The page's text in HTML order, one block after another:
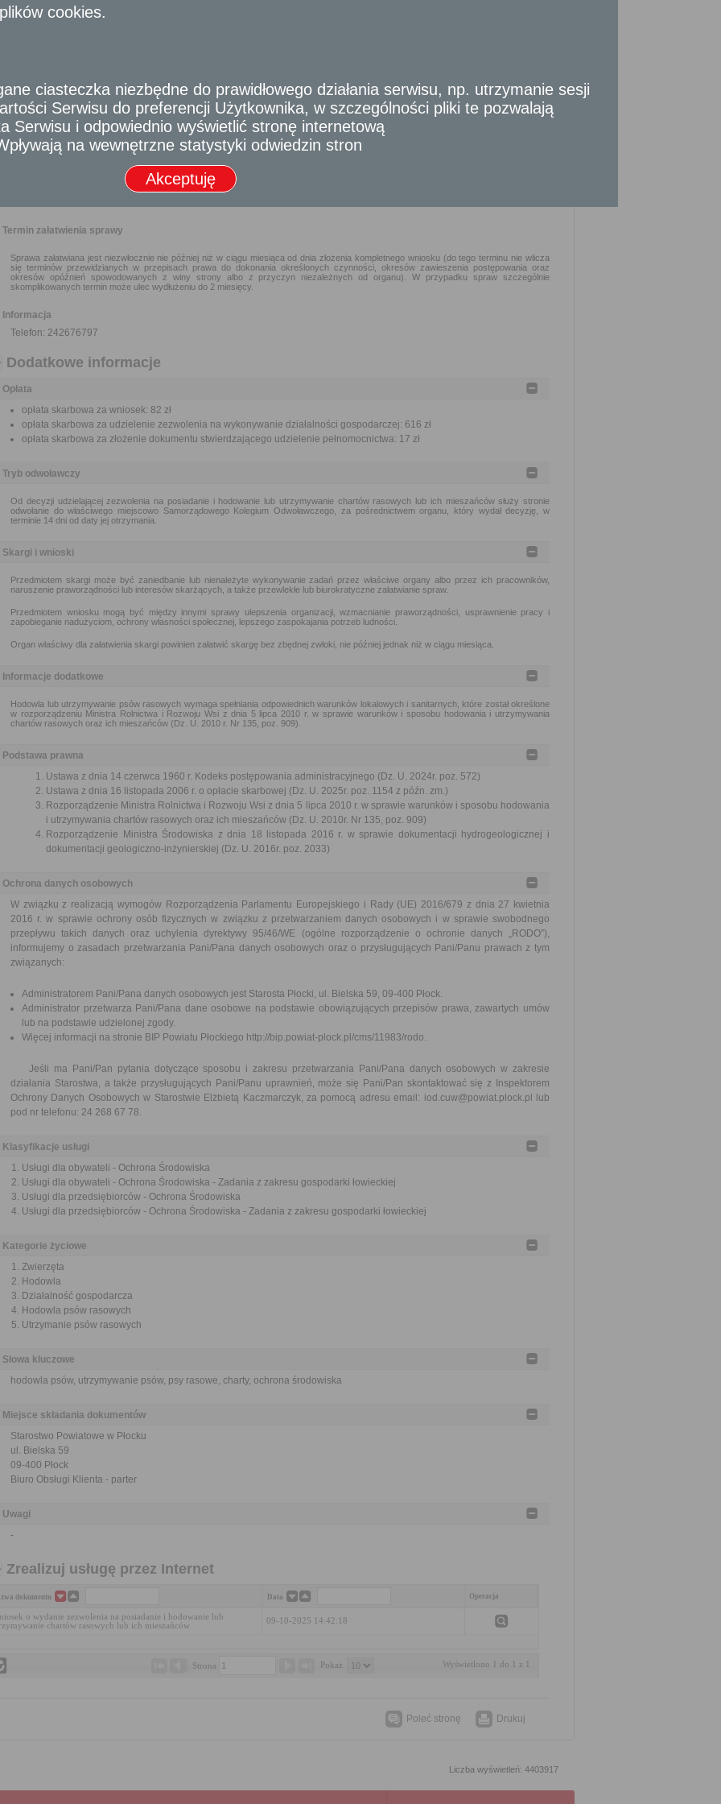
oświadczenie lub oświadczenie w formie dokumentu elektronicznego opatrzone kwalifikowanym podpisem
elektronicznym, podpisem zaufanym albo podpisem osobistym, o niewykorzystywaniu psa/psów do celów łowieckich,
2. W przypadku złożenia wniosku przez pełnomocnika dodatkowo pisemne pełnomocnictwo i dowód osobisty
pełnomocnika lub w uzasadnionym przypadku inny dokument pozwalający na ustalenie tożsamości. W przypadku
pełnomocnictwa w formie dokumentu elektronicznego dokument pełnomocnictwa opatrzony kwalifikowanym
podpisem elektronicznym, podpisem zaufanym albo podpisem osobistym.
Termin załatwienia sprawy
Sprawa załatwiana jest niezwłocznie nie później niż w ciągu miesiąca od dnia złożenia kompletnego wniosku (do tego terminu nie wlicza
się terminów przewidzianych w przepisach prawa do dokonania określonych czynności, okresów zawieszenia postępowania oraz
okresów opóźnień spowodowanych z winy strony albo z przyczyn niezależnych od organu). W przypadku spraw szczególnie
skomplikowanych termin może ulec wydłużeniu do 2 miesięcy.
Informacja
Telefon: 242676797
Dodatkowe informacje
Opłata
opłata skarbowa za wniosek: 82 zł
opłata skarbowa za udzielenie zezwolenia na wykonywanie działalności gospodarczej: 616 zł
opłata skarbowa za złożenie dokumentu stwierdzającego udzielenie pełnomocnictwa: 17 zł
Tryb odwoławczy
Od decyzji udzielającej zezwolenia na posiadanie i hodowanie lub utrzymywanie chartów rasowych lub ich mieszańców służy stronie
odwołanie do właściwego miejscowo Samorządowego Kolegium Odwoławczego, za pośrednictwem organu, który wydał decyzję, w
terminie 14 dni od daty jej otrzymania.
Skargi i wnioski
Przedmiotem skargi może być zaniedbanie lub nienależyte wykonywanie zadań przez właściwe organy albo przez ich pracowników,
naruszenie praworządności lub interesów skarżących, a także przewlekłe lub biurokratyczne załatwianie spraw.
Przedmiotem wniosku mogą być między innymi sprawy ulepszenia organizacji, wzmacnianie praworządności, usprawnienie pracy i
zapobieganie nadużyciom, ochrony własności społecznej, lepszego zaspokajania potrzeb ludności.
Organ właściwy dla załatwienia skargi powinien załatwić skargę bez zbędnej zwłoki, nie później jednak niż w ciągu miesiąca.
Informacje dodatkowe
Hodowla lub utrzymywanie psów rasowych wymaga spełniania odpowiednich warunków lokalowych i sanitarnych, które został określone
w rozporządzeniu Ministra Rolnictwa i Rozwoju Wsi z dnia 5 lipca 2010 r. w sprawie warunków i sposobu hodowania i utrzymywania
chartów rasowych oraz ich mieszańców (Dz. U. 2010 r. Nr 135, poz. 909).
Podstawa prawna
Ustawa z dnia 14 czerwca 1960 r. Kodeks postępowania administracyjnego (Dz. U. 2024r. poz. 572)
Ustawa z dnia 16 listopada 2006 r. o opłacie skarbowej (Dz. U. 2025r. poz. 1154 z późn. zm.)
Rozporządzenie Ministra Rolnictwa i Rozwoju Wsi z dnia 5 lipca 2010 r. w sprawie warunków i sposobu hodowania
i utrzymywania chartów rasowych oraz ich mieszańców (Dz. U. 2010r. Nr 135, poz. 909)
Rozporządzenie Ministra Środowiska z dnia 18 listopada 2016 r. w sprawie dokumentacji hydrogeologicznej i
dokumentacji geologiczno-inżynierskiej (Dz. U. 2016r. poz. 2033)
Ochrona danych osobowych
W związku z realizacją wymogów Rozporządzenia Parlamentu Europejskiego i Rady (UE) 2016/679 z dnia 27 kwietnia
2016 r. w sprawie ochrony osób fizycznych w związku z przetwarzaniem danych osobowych i w sprawie swobodnego
przepływu takich danych oraz uchylenia dyrektywy 95/46/WE (ogólne rozporządzenie o ochronie danych „RODO”),
informujemy o zasadach przetwarzania Pani/Pana danych osobowych oraz o przysługujących Pani/Panu prawach z tym
związanych:
Administratorem Pani/Pana danych osobowych jest Starosta Płocki, ul. Bielska 59, 09-400 Płock.
Administrator przetwarza Pani/Pana dane osobowe na podstawie obowiązujących przepisów prawa, zawartych umów
lub na podstawie udzielonej zgody.
Więcej informacji na stronie BIP Powiatu Płockiego http://bip.powiat-plock.pl/cms/11983/rodo.
Jeśli ma Pani/Pan pytania dotyczące sposobu i zakresu przetwarzania Pani/Pana danych osobowych w zakresie
działania Starostwa, a także przysługujących Pani/Panu uprawnień, może się Pani/Pan skontaktować się z Inspektorem
Ochrony Danych Osobowych w Starostwie Elżbietą Kaczmarczyk, za pomocą adresu email: iod.cuw@powiat.plock.pl lub
pod nr telefonu: 24 268 67 78.
Klasyfikacje usługi
Usługi dla obywateli - Ochrona Środowiska
Usługi dla obywateli - Ochrona Środowiska - Zadania z zakresu gospodarki łowieckiej
Usługi dla przedsiębiorców - Ochrona Środowiska
Usługi dla przedsiębiorców - Ochrona Środowiska - Zadania z zakresu gospodarki łowieckiej
Kategorie życiowe
Zwierzęta
Hodowla
Działalność gospodarcza
Hodowla psów rasowych
Utrzymanie psów rasowych
Słowa kluczowe
hodowla psów, utrzymywanie psów, psy rasowe, charty, ochrona środowiska
Miejsce składania dokumentów
Starostwo Powiatowe w Płocku
ul. Bielska 59
09-400 Płock
Biuro Obsługi Klienta - parter
Uwagi
-
Zrealizuj usługę przez Internet
dokumentu Data Operacja
o wydanie zezwolenia na posiadanie i hodowanie lub
chartów rasowych lub ich mieszańców
09-10-2025 14:42:18
Strona Pokaż Wyświetlono 1 do 1 z 1
Poleć stronę Drukuj
Liczba wyświetleń: 4403917
cookies.
ciasteczka niezbędne do prawidłowego działania serwisu, np. utrzymanie sesji
Serwisu do preferencji Użytkownika, w szczególności pliki te pozwalają
Serwisu i odpowiednio wyświetlić stronę internetową
na wewnętrzne statystyki odwiedzin stron
Akceptuję